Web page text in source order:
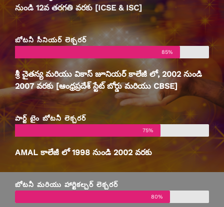
నుండి 12వ తరగతి వరకు [ICSE & ISC]
బోటనీ సీనియర్ లెక్చరర్
85%
శ్రీ చైతన్యమరియువికాస్ జూనియర్ కాలేజీలో, 2002 నుండి
2007 వరకు [ఆంధ్రప్రదేశ్ స్టేట్ బోర్డు మరియు CBSE]
పార్ట్ టైం బోటనీ లెక్చరర్
75%
AMAL కాలేజీ లో 1998 నుండి 2002 వరకు
బోటనీ మరియు హార్టికల్చర్ లెక్చరర్
80%